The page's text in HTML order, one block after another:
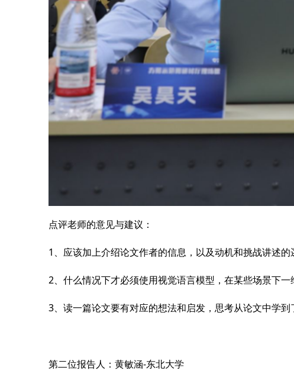
点评老师的意见与建议：
1、应该加上介绍论文作者的信息，以及动机和挑战讲述
2、什么情况下才必须使用视觉语言模型，在某些场景下
3、读一篇论文要有对应的想法和启发，思考从论文中学到
第二位报告人：黄敏涵-东北大学